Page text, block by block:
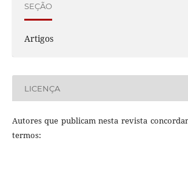
SEÇÃO
Artigos
LICENÇA
Autores que publicam nesta revista
termos: